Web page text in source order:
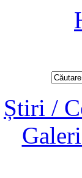
Știri /